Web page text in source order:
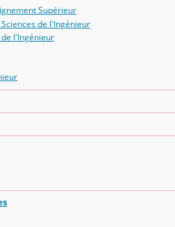
Supérieur
de l'Ingénieur
de l'Ingénieur